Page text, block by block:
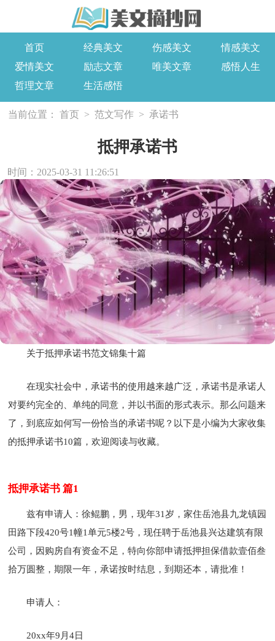
首页 经典美文 伤感美文
情感美文
爱情美文
励志文章 唯美文章
感悟人生
哲理文章
生活感悟
当前位置： 首页 > 范文写作 > 承诺书
抵押承诺书
时间：2025-03-31 11:26:51
关于抵押承诺书范文锦集十篇
在现实社会中，承诺书的使用越来越广泛，承诺书是承诺人
对要约完全的、单纯的同意，并以书面的形式表示。那么问题来
了，到底应如何写一份恰当的承诺书呢？以下是小编为大家收集
的抵押承诺书10篇，欢迎阅读与收藏。
抵押承诺书 篇1
兹有申请人：徐鲲鹏，男，现年31岁，家住岳池县九龙镇园
田路下段420号1幢1单元5楼2号，现任聘于岳池县兴达建筑有限
公司，因购房自有资金不足，特向你部申请抵押担保借款壹佰叁
拾万圆整，期限一年，承诺按时结息，到期还本，请批准！
申请人：
20xx年9月4日